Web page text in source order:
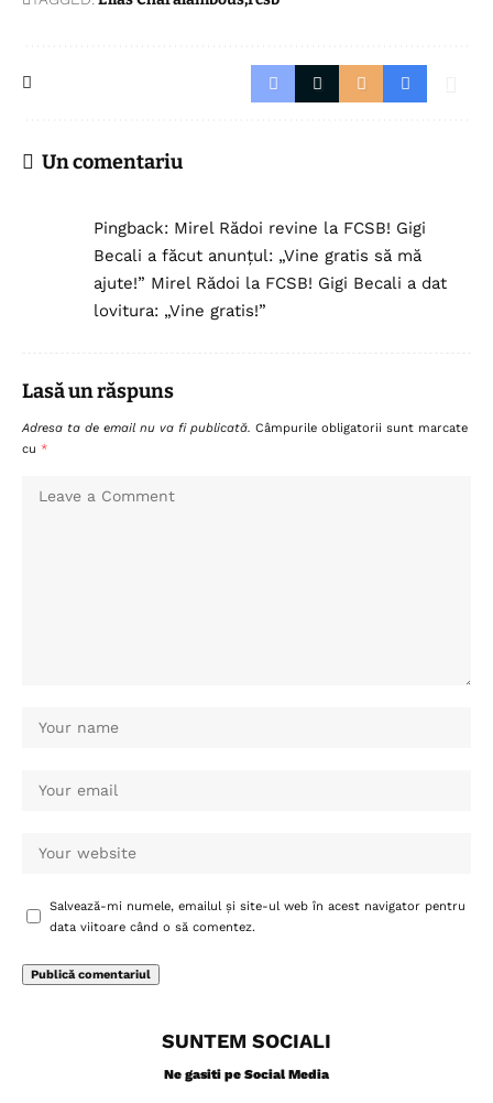
Un comentariu
Pingback: Mirel Rădoi revine la FCSB! Gigi
Becali a făcut anunțul: „Vine gratis să mă
ajute!” Mirel Rădoi la FCSB! Gigi Becali a dat
lovitura: „Vine gratis!”
Lasă un răspuns
Adresa ta de email nu va fi publicată. Câmpurile obligatorii sunt marcate
cu *
Salvează-mi numele, emailul și site-ul web în acest navigator pentru
data viitoare când o să comentez.
SUNTEM SOCIALI
Ne gasiti pe Social Media